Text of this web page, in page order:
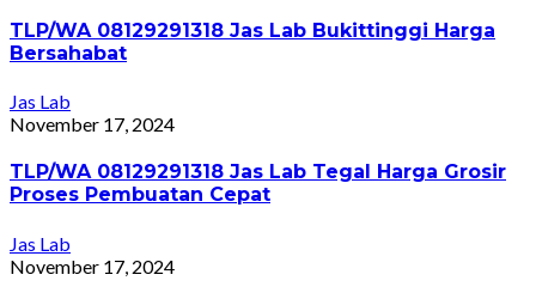
TLP/WA 08129291318 Jas Lab Bukittinggi Harga
Bersahabat
Jas Lab
November 17, 2024
TLP/WA 08129291318 Jas Lab Tegal Harga Grosir
Proses Pembuatan Cepat
Jas Lab
November 17, 2024